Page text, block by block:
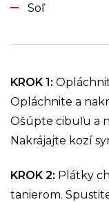
Soľ
KROK 1:
Opláchnite a
Ošúpte cibuľu a
Nakrájajte kozí
KROK 2: Plátky
tanierom.